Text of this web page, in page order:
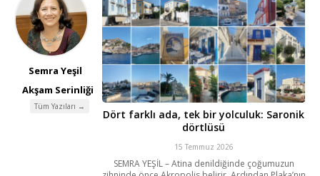
Semra Yeşil
Akşam Serinliği
Tüm Yazıları →
Dört farklı ada, tek bir yolculuk: Saronik
dörtlüsü
15 Temmuz 2026
SEMRA YEŞİL – Atina denildiğinde çoğumuzun